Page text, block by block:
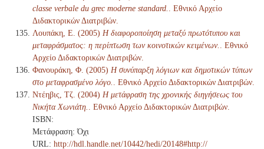
classe verbale du grec moderne standard.
. Εθνικό Αρχείο
Διδακτορικών Διατριβών.
Λουπάκη, Ε. (2005) Η διαφοροποίηση μεταξύ πρωτότυπου και
μεταφράσματος: η περίπτωση των κοινοτικών κειμένων.
. Εθνικό
Αρχείο Διδακτορικών Διατριβών.
Φανουράκη, Φ. (2005) Η συνύπαρξη λόγιων και δημοτικών τύπων
στο μεταφρασμένο λόγο.
. Εθνικό Αρχείο Διδακτορικών Διατριβών.
Ντέηβις, Τζ. (2004) Η μετάφραση της χρονικής διηγήσεως του
Νικήτα Χωνιάτη.
. Εθνικό Αρχείο Διδακτορικών Διατριβών.
ISBN:
Μετάφραση: Όχι
URL: http://hdl.handle.net/10442/hedi/20148#http://